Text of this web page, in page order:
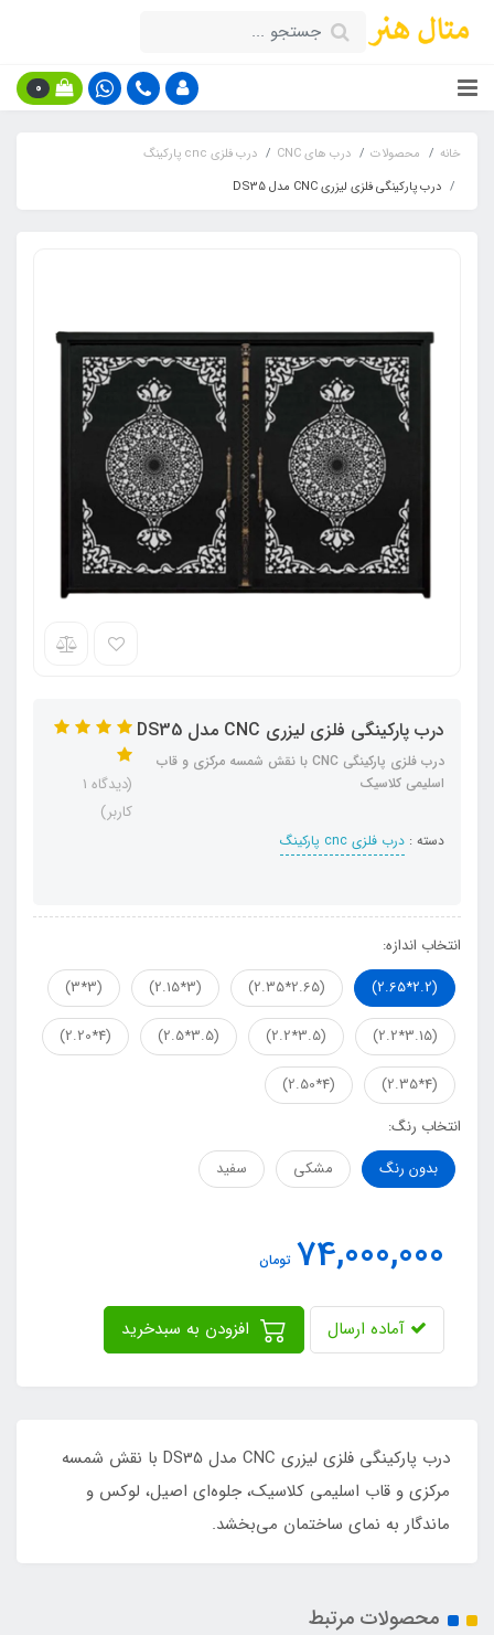
0
خانه محصولات درب های CNC
درب فلزی cnc پارکینگ
درب پارکینگی فلزی لیزری CNC مدل DS35
درب پارکینگی فلزی لیزری CNC مدل DS35
درب فلزی پارکینگی CNC با نقش شمسه مرکزی و قاب
اسلیمی کلاسیک
دسته : درب فلزی cnc پارکینگ
(دیدگاه 1
کاربر)
انتخاب اندازه:
(2.2*2.65)
(2.65*2.35)
(3*2.15)
(3*3)
(3.15*2.2)
(3.5*2.2)
(3.5*2.5)
(4*2.20)
(4*2.35)
(4*2.50)
انتخاب رنگ:
بدون رنگ
مشکی سفید
74,000,000 تومان
آماده ارسال
درب پارکینگی فلزی لیزری CNC مدل DS35 با نقش شمسه
مرکزی و قاب اسلیمی کلاسیک، جلوه‌ای اصیل، لوکس و
ماندگار به نمای ساختمان می‌بخشد.
محصولات مرتبط